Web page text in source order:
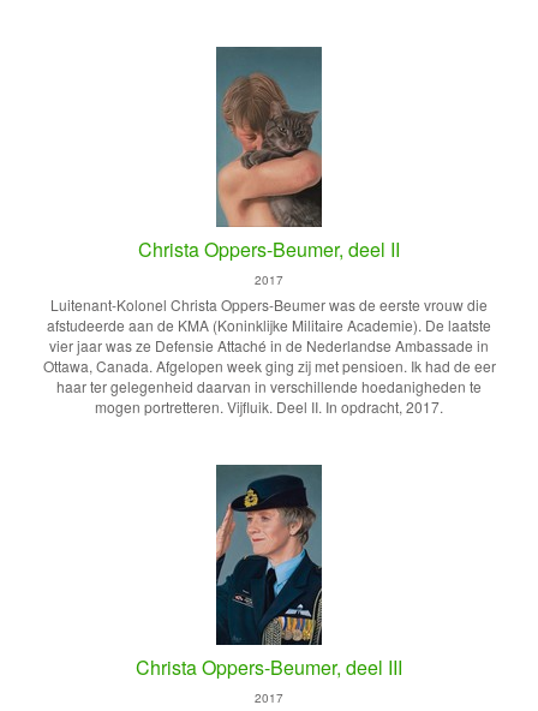
Christa Oppers-Beumer, deel II
2017
Luitenant-Kolonel Christa Oppers-Beumer was de eerste vrouw die
afstudeerde aan de KMA (Koninklijke Militaire Academie). De laatste
vier jaar was ze Defensie Attaché in de Nederlandse Ambassade in
Ottawa, Canada. Afgelopen week ging zij met pensioen. Ik had de eer
haar ter gelegenheid daarvan in verschillende hoedanigheden te
mogen portretteren. Vijfluik. Deel II. In opdracht, 2017.
Christa Oppers-Beumer, deel III
2017